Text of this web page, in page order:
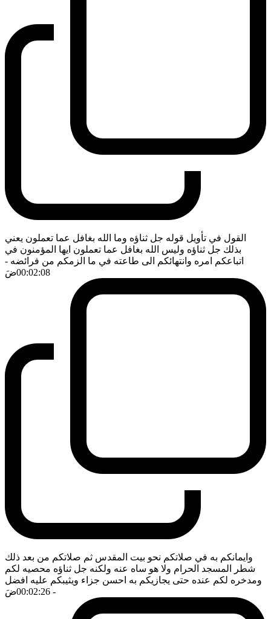
القول في تأويل قوله جل ثناؤه وما الله بغافل عما تعملون يعني
بذلك جل ثناؤه وليس الله بغافل عما تعملون ايها المؤمنون في
اتباعكم امره وانتهائكم الى طاعته في ما الزمكم من فرائضه -
00:02:08ضَ
وايمانكم به في صلاتكم نحو بيت المقدس ثم صلاتكم من بعد ذلك
شطر المسجد الحرام ولا هو ساه عنه ولكنه جل ثناؤه محصيه لكم
ومدخره لكم عنده حتى يجازيكم به احسن جزاء ويثيبكم عليه افضل
- 00:02:26
ضَ